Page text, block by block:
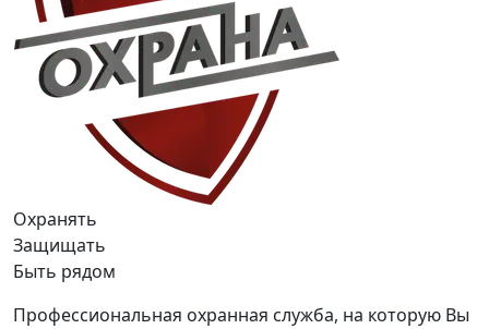
Охранять
Защищать
Быть рядом
Профессиональная охранная служба, на которую Вы